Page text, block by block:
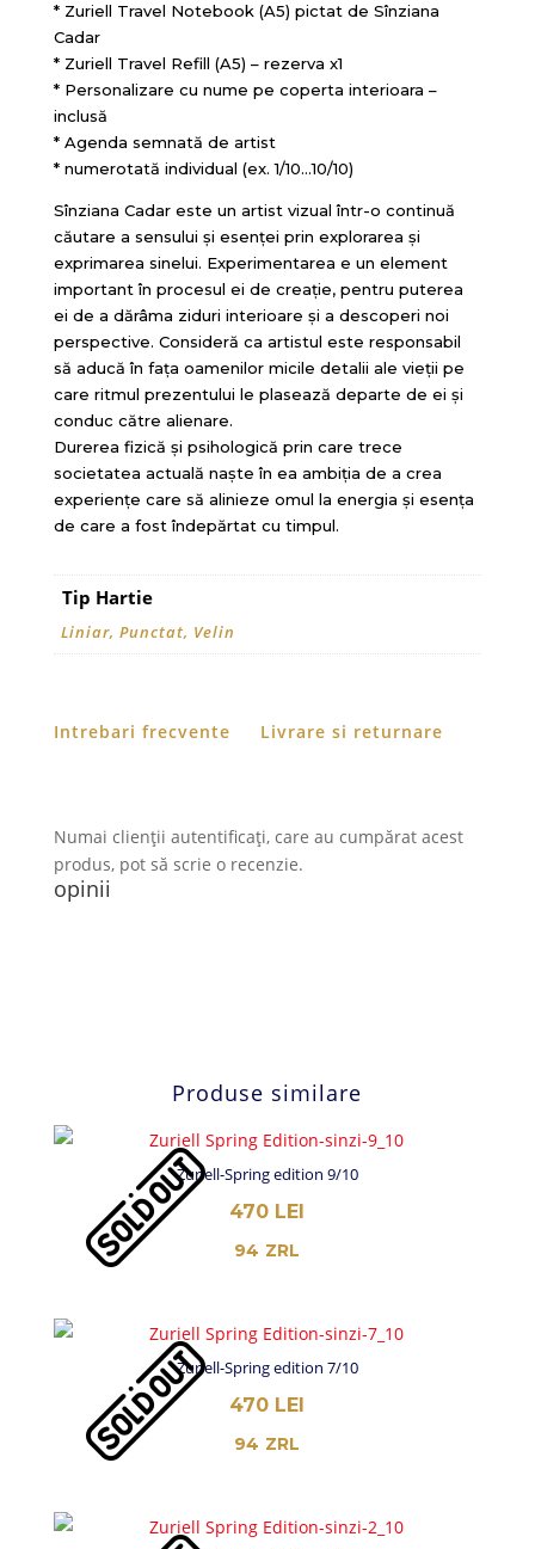
* Zuriell Travel Notebook (A5) pictat de Sînziana
Cadar
* Zuriell Travel Refill (A5) – rezerva x1
* Personalizare cu nume pe coperta interioara –
inclusă
* Agenda semnată de artist
* numerotată individual (ex. 1/10…10/10)
Sînziana Cadar este un artist vizual într-o continuă
căutare a sensului și esenței prin explorarea și
exprimarea sinelui. Experimentarea e un element
important în procesul ei de creație, pentru puterea
ei de a dărâma ziduri interioare și a descoperi noi
perspective. Consideră ca artistul este responsabil
să aducă în fața oamenilor micile detalii ale vieții pe
care ritmul prezentului le plasează departe de ei și
conduc către alienare.
Durerea fizică și psihologică prin care trece
societatea actuală naște în ea ambiția de a crea
experiențe care să alinieze omul la energia și esența
de care a fost îndepărtat cu timpul.
Tip Hartie
Liniar, Punctat, Velin
Intrebari frecvente Livrare si returnare
opinii
Numai clienții autentificați, care au cumpărat acest
produs, pot să scrie o recenzie.
Produse similare
Zuriell-Spring edition 9/10
470 LEI
94 ZRL
Zuriell-Spring edition 7/10
470 LEI
94 ZRL